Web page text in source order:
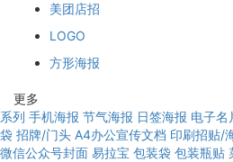
美团店招
LOGO
方形海报
更多
系列 手机海报 节气海报 日签海报 电子名
袋 招牌/门头 A4办公宣传文档 印刷招贴/
微信公众号封面 易拉宝 包装袋 包装瓶贴